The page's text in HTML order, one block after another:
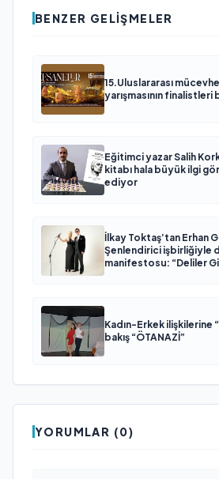
BENZER GELIŞMELER
15.Uluslararası
yarışmasının finalistleri
Eğitimci yazar Salih
kitabı hala büyük ilgi
ediyor
İlkay Toktaş’tan Erhan
Şenlendirici işbirliğiyle
manifestosu: “Deliler
Kadın-Erkek ilişkilerine
bakış “ÖTANAZİ”
YORUMLAR (0)